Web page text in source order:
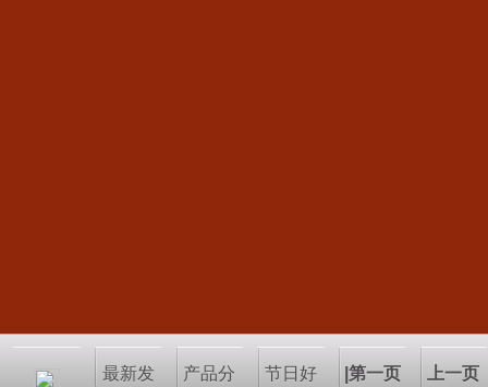
最新发 产品分 节日好 |第一页 上一页